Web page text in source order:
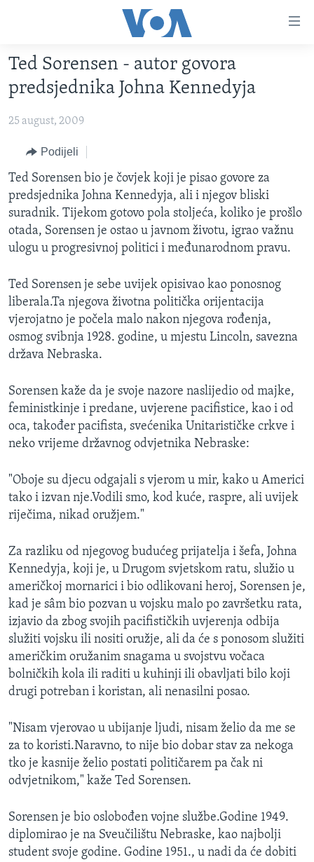
glavni
sadržaj
Pređi
na
navigaciju
Idi
na
pretragu
VIDEO
FOTOGRAFIJE DANA
VIJESTI
SJEDINJENE AMERIČKE DRŽAVE
BOSNA I HERCEGOVINA
SVIJET
NAUKA I TEHNOLOGIJA
SPECIJALNI PROJEKTI
KORUPCIJA
SLOBODA MEDIJA
ŽENSKA STRANA
IZBJEGLIČKA STRANA
MAGAZIN
O GLASU AMERIKE
Learning English
PRATITE NAS
Jezici
Ted Sorensen - autor govora
predsjednika Johna Kennedyja
25 august, 2009
Podijeli
Ted Sorensen bio je čovjek koji je pisao govore za
predsjednika Johna Kennedyja, ali i njegov bliski
suradnik. Tijekom gotovo pola stoljeća, koliko je prošlo
otada, Sorensen je ostao u javnom životu, igrao važnu
ulogu u progresivnoj politici i međunarodnom pravu.
Ted Sorensen je sebe uvijek opisivao kao ponosnog
liberala.Ta njegova životna politička orijentacija
vjerojatno je počela malo nakon njegova rođenja,
osmog svibnja 1928. godine, u mjestu Lincoln, savezna
država Nebraska.
Sorensen kaže da je svoje nazore naslijedio od majke,
feministkinje i predane, uvjerene pacifistice, kao i od
oca, također pacifista, svećenika Unitarističke crkve i
neko vrijeme državnog odvjetnika Nebraske:
"Oboje su djecu odgajali s vjerom u mir, kako u Americi
tako i izvan nje.Vodili smo, kod kuće, raspre, ali uvijek
riječima, nikad oružjem."
Za razliku od njegovog budućeg prijatelja i šefa, Johna
Kennedyja, koji je, u Drugom svjetskom ratu, služio u
američkoj mornarici i bio odlikovani heroj, Sorensen je,
kad je sâm bio pozvan u vojsku malo po završetku rata,
izjavio da zbog svojih pacifističkih uvjerenja odbija
služiti vojsku ili nositi oružje, ali da će s ponosom služiti
američkim oružanim snagama u svojstvu vočaca
bolničkih kola ili raditi u kuhinji ili obavljati bilo koji
drugi potreban i koristan, ali nenasilni posao.
"Nisam vjerovao u ubijanje ljudi, nisam želio da me se
za to koristi.Naravno, to nije bio dobar stav za nekoga
tko je kasnije želio postati političarem pa čak ni
odvjetnikom," kaže Ted Sorensen.
Sorensen je bio oslobođen vojne službe.Godine 1949.
diplomirao je na Sveučilištu Nebraske, kao najbolji
student svoje godine. Godine 1951., u nadi da će dobiti